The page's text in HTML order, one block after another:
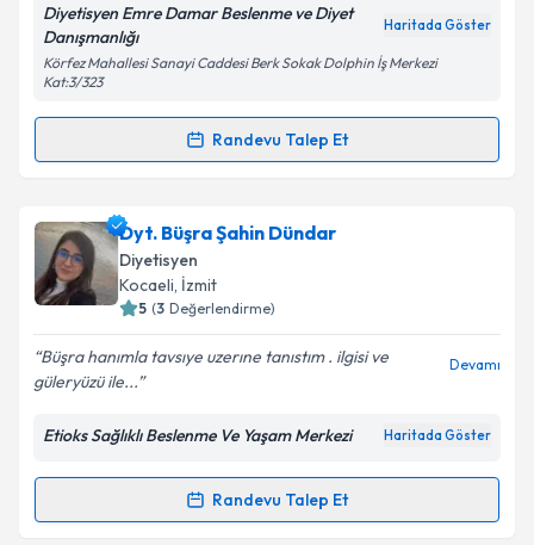
Metni'ni okudum ve kişisel verilerimin belirtilen
kapsamda işlenmesini kabul ediyorum.
Diyetisyen Emre Damar Beslenme ve Diyet
Danışmanlığı
Haritada Göster
Körfez Mahallesi Sanayi Caddesi Berk Sokak Dolphin İş Merkezi
Kat:3/323
Randevu Talep Et
Randevu Takvimi Talebi
Dyt. Emre Damariçin randevu takvimi talebi
oluşturun. Size bu uzmandan randevu almanız için bir
takvim hazırlandığında e-posta ile bilgilendireceğiz.
Kişisel verilerimin işlenmesine ilişkin
Aydınlatma
kapsamda işlenmesini kabul ediyorum.
Dyt. Büşra Şahin Dündar
Diyetisyen
Kocaeli, İzmit
5 (3 Değerlendirme)
Büşra hanımla tavsıye uzerıne tanıstım . ilgisi ve
güleryüzü ile...
Devamı
Etioks Sağlıklı Beslenme Ve Yaşam Merkezi Haritada Göster
Randevu Talep Et
Randevu Takvimi Talebi